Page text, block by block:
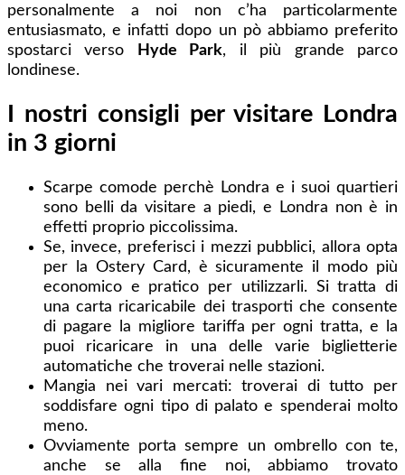
personalmente a noi non c’ha particolarmente
entusiasmato, e infatti dopo un pò abbiamo preferito
spostarci verso
Hyde Park, il più grande parco
londinese.
I nostri consigli per visitare Londra
in 3 giorni
Scarpe comode perchè Londra e i suoi quartieri
sono belli da visitare a piedi, e Londra non è in
effetti proprio piccolissima.
Se, invece, preferisci i mezzi pubblici, allora opta
per la Ostery Card, è sicuramente il modo più
economico e pratico per utilizzarli. Si tratta di
una carta ricaricabile dei trasporti che consente
di pagare la migliore tariffa per ogni tratta, e la
puoi ricaricare in una delle varie biglietterie
automatiche che troverai nelle stazioni.
Mangia nei vari mercati: troverai di tutto per
soddisfare ogni tipo di palato e spenderai molto
meno.
Ovviamente porta sempre un ombrello con te,
anche se alla fine noi, abbiamo trovato